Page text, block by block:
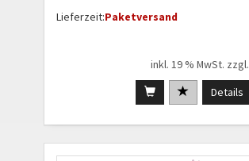
Lieferzeit:Paketversand
inkl. 19 % MwSt. zzgl.
Details